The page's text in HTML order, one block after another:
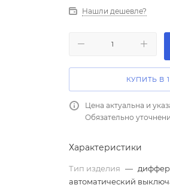
Нашли дешевле?
КУПИТЬ В
Цена актуальна и
Обязательно
Характеристики
Тип изделия —
автоматический